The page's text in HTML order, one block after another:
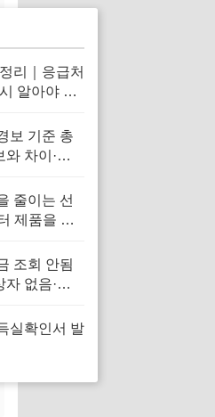
리｜응급처
알아야 할
보 기준 총
차이·행
줄이는 선
제품을 확
조회 안됨
없음·신
실확인서 발